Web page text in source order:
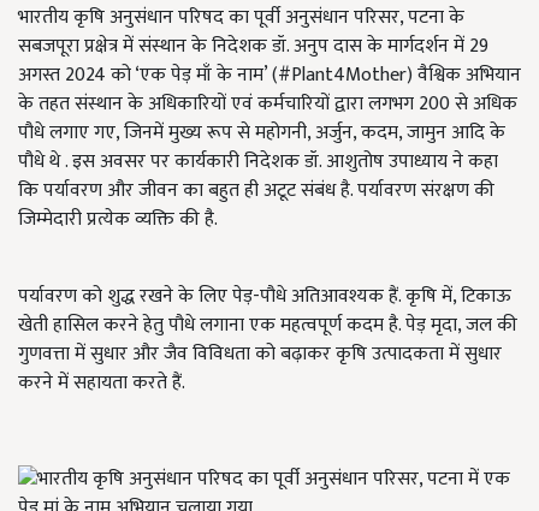
भारतीय कृषि अनुसंधान परिषद का पूर्वी अनुसंधान परिसर, पटना के
सबजपूरा प्रक्षेत्र में संस्थान के निदेशक डॉ. अनुप दास के मार्गदर्शन में 29
अगस्त 2024 को ‘एक पेड़ माँ के नाम’ (#Plant4Mother) वैश्विक अभियान
के तहत संस्थान के अधिकारियों एवं कर्मचारियों द्वारा लगभग 200 से अधिक
पौधे लगाए गए, जिनमें मुख्य रूप से महोगनी, अर्जुन, कदम, जामुन आदि के
पौधे थे . इस अवसर पर कार्यकारी निदेशक डॉ. आशुतोष उपाध्याय ने कहा
कि पर्यावरण और जीवन का बहुत ही अटूट संबंध है. पर्यावरण संरक्षण की
जिम्मेदारी प्रत्येक व्यक्ति की है.
पर्यावरण को शुद्ध रखने के लिए पेड़-पौधे अतिआवश्यक हैं. कृषि में, टिकाऊ
खेती हासिल करने हेतु पौधे लगाना एक महत्वपूर्ण कदम है. पेड़ मृदा, जल की
गुणवत्ता में सुधार और जैव विविधता को बढ़ाकर कृषि उत्पादकता में सुधार
करने में सहायता करते हैं.